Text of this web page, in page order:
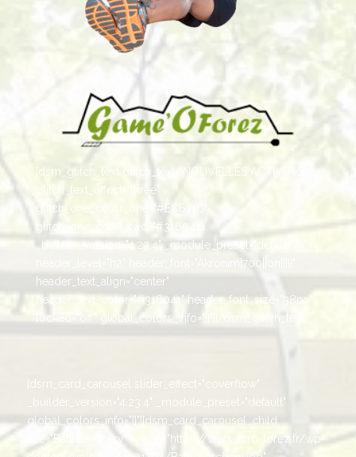
[dsm_glitch_text glitch_text="NOUVELLES ACTIVITéS"
glitch_text_effect="three"
glitch_one_color_one="#EC671C"
glitch_one_color_two="#316041"
_builder_version="4.23.4" _module_preset="default"
header_level="h2" header_font="Akronim|700||on|||||"
header_text_align="center"
header_text_color="#316041" header_font_size="38px"
locked="off" global_colors_info="{}"][/dsm_glitch_text]
[dsm_card_carousel slider_effect="coverflow"
_builder_version="4.23.4" _module_preset="default"
global_colors_info="{}"][dsm_card_carousel_child
title="Battle archery" image="https://www.acro-forez.fr/wp-